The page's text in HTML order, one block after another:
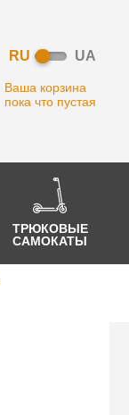
RU UA
Ваша корзина
пока что пустая
ТРЮКОВЫЕ
САМОКАТЫ